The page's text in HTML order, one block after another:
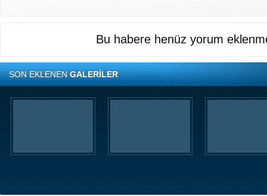
Bu habere henüz yorum
SON EKLENENGALERİLER